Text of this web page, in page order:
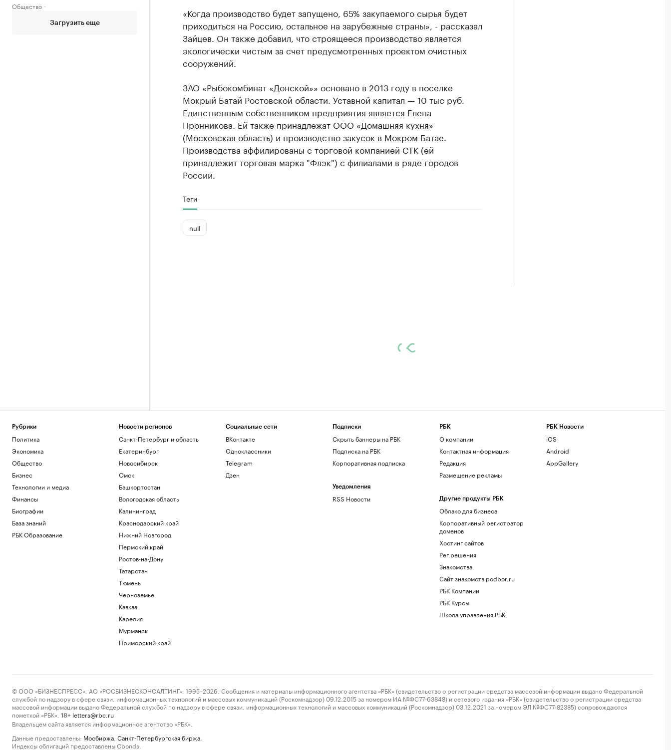
Общество
Загрузить еще
«Когда производство будет запущено, 65% закупаемого сырья будет
приходиться на Россию, остальное на зарубежные страны», - рассказал
Зайцев. Он также добавил, что строящееся производство является
экологически чистым за счет предусмотренных проектом очистных
сооружений.
ЗАО «Рыбокомбинат «Донской»» основано в 2013 году в поселке
Мокрый Батай Ростовской области. Уставной капитал — 10 тыс руб.
Единственным собственником предприятия является Елена
Пронникова. Ей также принадлежат ООО «Домашняя кухня»
(Московская область) и производство закусок в Мокром Батае.
Производства аффилированы с торговой компанией СТК (ей
принадлежит торговая марка "Флэк") с филиалами в ряде городов
России.
Теги
null
Рубрики
Политика
Экономика
Общество
Бизнес
Технологии и медиа
Финансы
Биографии
База знаний
РБК Образование
Новости регионов
Санкт-Петербург и область
Екатеринбург
Новосибирск
Омск
Башкортостан
Вологодская область
Калининград
Краснодарский край
Нижний Новгород
Пермский край
Ростов-на-Дону
Татарстан
Тюмень
Черноземье
Кавказ
Карелия
Мурманск
Приморский край
Социальные сети
ВКонтакте
Одноклассники
Telegram
Дзен
Подписки
Скрыть баннеры на РБК
Подписка на РБК
Корпоративная подписка
Уведомления
RSS Новости
РБК
О компании
Контактная информация
Редакция
Размещение рекламы
Другие продукты РБК
Облако для бизнеса
Корпоративный регистратор
доменов
Хостинг сайтов
Рег.решения
Знакомства
Сайт знакомств podbor.ru
РБК Компании
РБК Курсы
Школа управления РБК
РБК Новости
iOS
Android
AppGallery
© ООО «БИЗНЕСПРЕСС», АО «РОСБИЗНЕСКОНСАЛТИНГ», 1995–2026. Сообщения и материалы информационного агентства «РБК» (свидетельство о регистрации средства массовой информации выдано Федеральной
службой по надзору в сфере связи, информационных технологий и массовых коммуникаций (Роскомнадзор) 09.12.2015 за номером ИА №ФС77-63848) и сетевого издания «РБК» (свидетельство о регистрации средства
массовой информации выдано Федеральной службой по надзору в сфере связи, информационных технологий и массовых коммуникаций (Роскомнадзор) 03.12.2021 за номером ЭЛ №ФС77-82385) сопровождаются
пометкой «РБК».
18+ letters@rbc.ru
Владельцем сайта является информационное агентство «РБК».
Данные предоставлены: Мосбиржа Санкт-Петербургская биржа
Индексы облигаций предоставлены Cbonds.